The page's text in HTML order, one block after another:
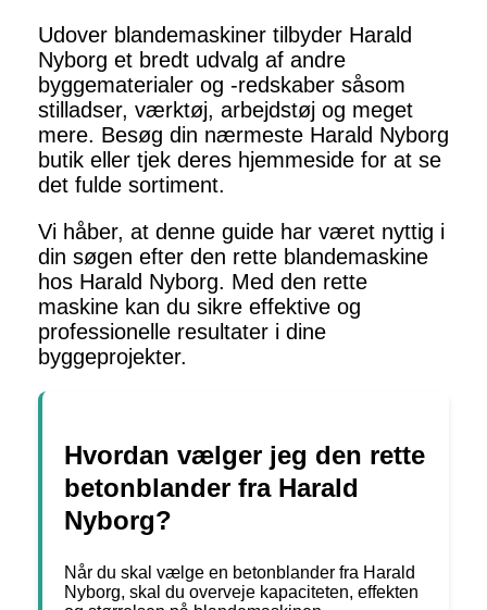
Udover blandemaskiner tilbyder Harald
Nyborg et bredt udvalg af andre
byggematerialer og -redskaber såsom
stilladser, værktøj, arbejdstøj og meget
mere. Besøg din nærmeste Harald Nyborg
butik eller tjek deres hjemmeside for at se
det fulde sortiment.
Vi håber, at denne guide har været nyttig i
din søgen efter den rette blandemaskine
hos Harald Nyborg. Med den rette
maskine kan du sikre effektive og
professionelle resultater i dine
byggeprojekter.
Hvordan vælger jeg den rette
betonblander fra Harald
Nyborg?
Når du skal vælge en betonblander fra Harald
Nyborg, skal du overveje kapaciteten, effekten